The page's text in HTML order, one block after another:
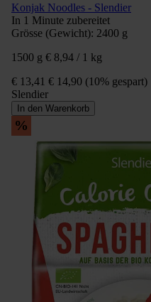
Konjak Noodles - Slendier
In 1 Minute zubereitet
Grösse (Gewicht): 2400 g
1500 g € 8,94 / 1 kg
€ 13,41 € 14,90 (10% gespart)
Slendier
In den Warenkorb
%